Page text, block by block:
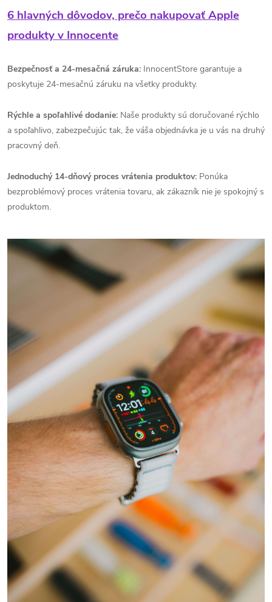
6 hlavných dôvodov, prečo nakupovať Apple
produkty v Innocente
Bezpečnosť a 24-mesačná záruka: InnocentStore garantuje a
poskytuje 24-mesačnú záruku na všetky produkty.
Rýchle a spoľahlivé dodanie: Naše produkty sú doručované rýchlo
a spoľahlivo, zabezpečujúc tak, že váša objednávka je u vás na druhý
pracovný deň.
Jednoduchý 14-dňový proces vrátenia produktov: Ponúka
bezproblémový proces vrátenia tovaru, ak zákazník nie je spokojný s
produktom.